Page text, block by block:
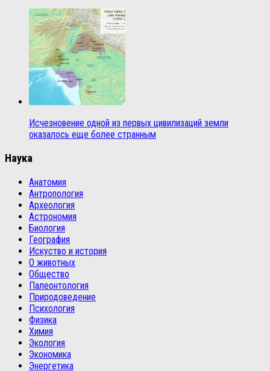
Исчезновение одной из первых цивилизаций земли
оказалось еще более странным
Наука
Анатомия
Антропология
Археология
Астрономия
Биология
География
Искуство и история
О животных
Общество
Палеонтология
Природоведение
Психология
Физика
Химия
Экология
Экономика
Энергетика